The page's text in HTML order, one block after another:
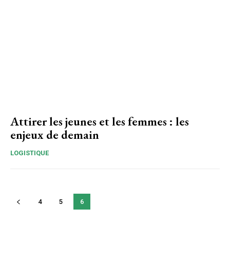
Attirer les jeunes et les femmes : les
enjeux de demain
LOGISTIQUE
4 5 6